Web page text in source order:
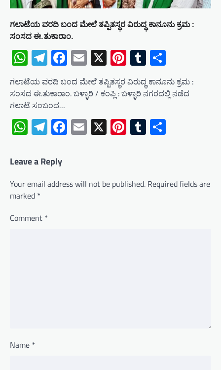
ಗಲಾಟೆಯ ವರದಿ ಬಂದ ಮೇಲೆ ತಪ್ಪಿತಸ್ಥರ ವಿರುದ್ಧ ಕಾನೂನು ಕ್ರಮ :
ಸಂಸದ ಈ.ತುಕಾರಾಂ.
WhatsApp
Telegram
Facebook
Email
X Pinterest
Tumblr
ಗಲಾಟೆಯ ವರದಿ ಬಂದ ಮೇಲೆ ತಪ್ಪಿತಸ್ಥರ ವಿರುದ್ಧ ಕಾನೂನು ಕ್ರಮ :
ಸಂಸದ ಈ.ತುಕಾರಾಂ. ಬಳ್ಳಾರಿ / ಕಂಪ್ಲಿ : ಬಳ್ಳಾರಿ ನಗರದಲ್ಲಿ ನಡೆದ
ಗಲಾಟೆ ಸಂಬಂದ…
WhatsApp
Telegram
Facebook
Email
X Pinterest
Tumblr
Leave a Reply
Your email address will not be published. Required fields are
marked *
Comment *
Name *